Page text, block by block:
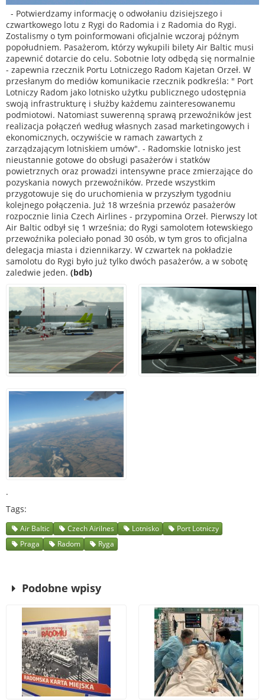
- Potwierdzamy informację o odwołaniu dzisiejszego i
czwartkowego lotu z Rygi do Radomia i z Radomia do Rygi.
Zostalismy o tym poinformowani oficjalnie wczoraj późnym
popołudniem. Pasażerom, którzy wykupili bilety Air Baltic musi
zapewnić dotarcie do celu. Sobotnie loty odbędą się normalnie
- zapewnia rzecznik Portu Lotniczego Radom Kajetan Orzeł. W
przesłanym do mediów komunikacie rzecznik podkreśla: " Port
Lotniczy Radom jako lotnisko użytku publicznego udostępnia
swoją infrastrukturę i służby każdemu zainteresowanemu
podmiotowi. Natomiast suwerenną sprawą przewoźników jest
realizacja połączeń według własnych zasad marketingowych i
ekonomicznych, oczywiście w ramach zawartych z
zarządzającym lotniskiem umów". - Radomskie lotnisko jest
nieustannie gotowe do obsługi pasażerów i statków
powietrznych oraz prowadzi intensywne prace zmierzające do
pozyskania nowych przewoźników. Przede wszystkim
przygotowuje się do uruchomienia w przyszłym tygodniu
kolejnego połączenia. Już 18 września przewóz pasażerów
rozpocznie linia Czech Airlines - przypomina Orzeł. Pierwszy lot
Air Baltic odbył się 1 września; do Rygi samolotem łotewskiego
przewoźnika poleciało ponad 30 osób, w tym gros to oficjalna
delegacja miasta i dziennikarzy. W czwartek na pokładzie
samolotu do Rygi było już tylko dwóch pasażerów, a w sobotę
zaledwie jeden. (bdb)
.
Tags
Air Baltic Czech Airilnes Lotnisko
Port Lotniczy
Praga
Radom Ryga
Podobne wpisy